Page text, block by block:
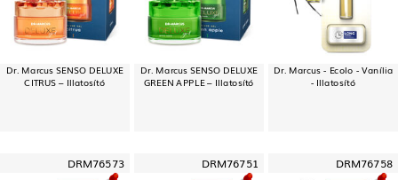
Dr. Marcus SENSO DELUXE
CITRUS – Illatosító
Dr. Marcus SENSO DELUXE
GREEN APPLE – Illatosító
Dr. Marcus - Ecolo - Vanília
- Illatosító
DRM76573 DRM76751 DRM76758